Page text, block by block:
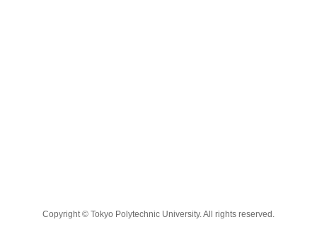
Copyright © Tokyo Polytechnic University. All rights reserved.